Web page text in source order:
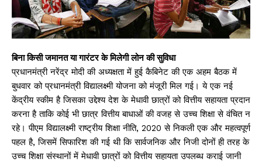
बिना किसी जमानत या गारंटर के मिलेगी लोन की सुविधा
प्रधानमंत्री नरेंद्र मोदी की अध्यक्षता में हुई कैबिनेट की एक अहम बैठक में
बुधवार को प्रधानमंत्री विद्यालक्ष्मी योजना को मंजूरी मिल गई। ये एक नई
केंद्रीय स्कीम है जिसका उद्देश्य देश के मेधावी छात्रों को वित्तीय सहायता प्रदान
करना है ताकि कोई भी छात्र वित्तीय बाधाओं की वजह से उच्च शिक्षा से वंचित न
रहे। पीएम विद्यालक्ष्मी राष्ट्रीय शिक्षा नीति, 2020 से निकली एक और महत्वपूर्ण
पहल है, जिसमें सिफारिश की गई थी कि सार्वजनिक और निजी दोनों ही तरह के
उच्च शिक्षा संस्थानों में मेधावी छात्रों को वित्तीय सहायता उपलब्ध कराई जानी